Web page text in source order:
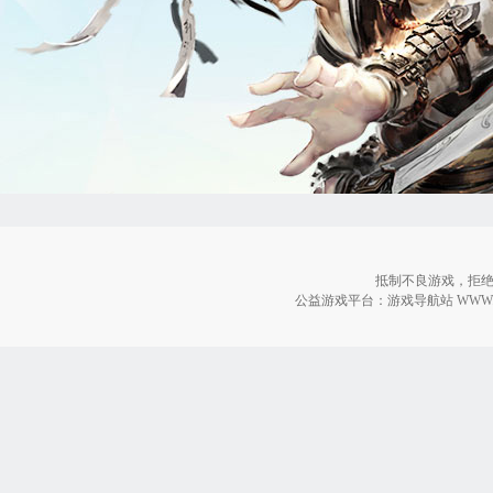
抵制不良游戏，拒
公益游戏平台：游戏导航站